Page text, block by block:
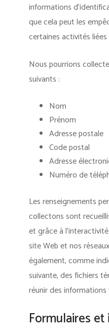
informations
que cela peut les
certaines activités liées
Nous pourrions
suivants :
Nom
Prénom
Adresse postale
Code postal
Adresse
Numéro de
Les renseignements
collectons sont
et grâce à
site Web et nos
également, comme
suivante, des fichiers
réunir des
Formulaires